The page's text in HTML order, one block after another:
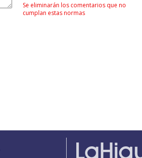
Se eliminarán los comentarios que no
cumplan estas normas